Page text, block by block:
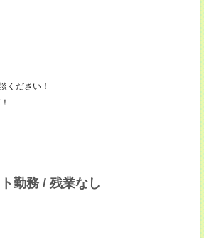
ください！
勤務 / 残業なし